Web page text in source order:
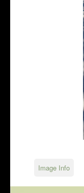
Image Info